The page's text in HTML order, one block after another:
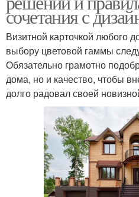
сочетания с
Визитной карточкой любого
выбору цветовой гаммы
Обязательно грамотно
дома, но и качество, чтобы
долго радовал своей